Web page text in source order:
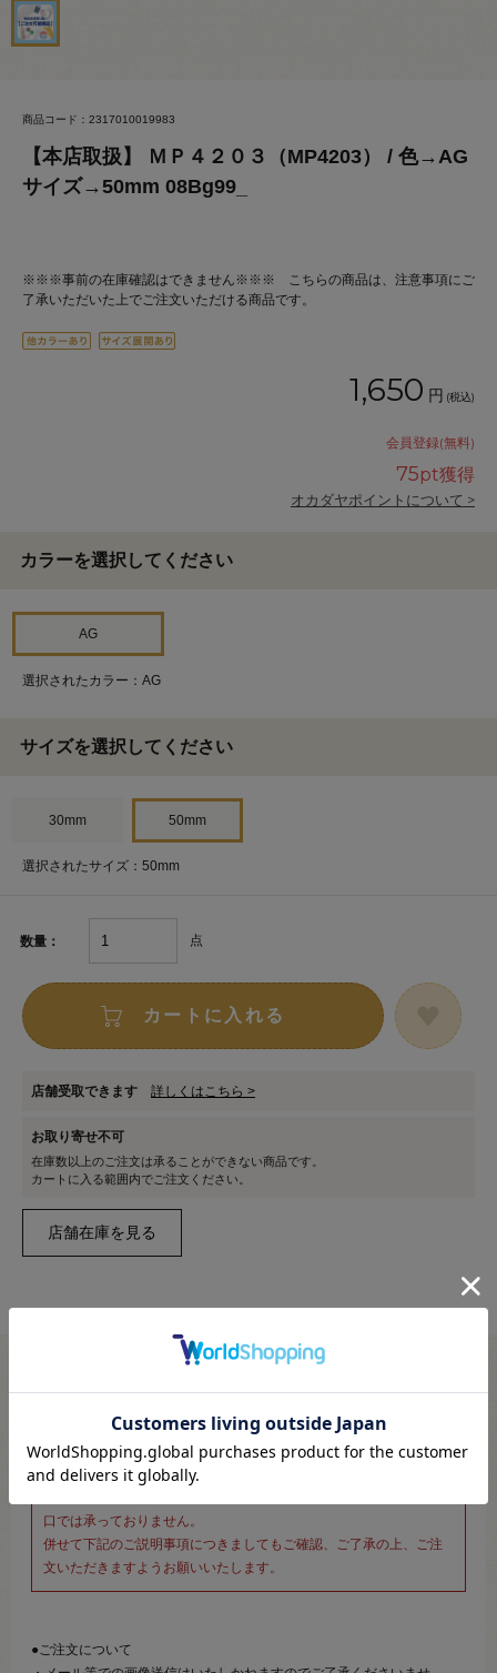
商品コード：2317010019983
【本店取扱】 ＭＰ４２０３（MP4203） / 色→AG
サイズ→50mm 08Bg99_
※※※事前の在庫確認はできません※※※ こちらの商品は、注意事項にご
了承いただいた上でご注文いただける商品です。
1,650 円 (税込)
会員登録(無料)
75pt獲得
オカダヤポイントについて >
カラーを選択してください
AG
選択されたカラー：AG
サイズを選択してください
30mm 50mm
選択されたサイズ：50mm
数量： 点
カートに入れる
店舗受取できます 詳しくはこちら >
お取り寄せ不可
在庫数以上のご注文は承ることができない商品です。
カートに入る範囲内でご注文ください。
※新宿オカダヤ本店お取り扱い商品のご注文専用ページです※
こちらのページは、店頭にてあらかじめ商品詳細および商品コード
をご確認いただいた上でご注文いただけるページです。
そのため、商品画像および詳細は記載しておりません。
口では承っておりません。
併せて下記のご説明事項につきましてもご確認、ご了承の上、ご注
文いただきますようお願いいたします。
●ご注文について